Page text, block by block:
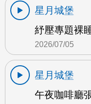
星月城堡
紓壓專題裸
2026/07/05
星月城堡
午夜咖啡廳